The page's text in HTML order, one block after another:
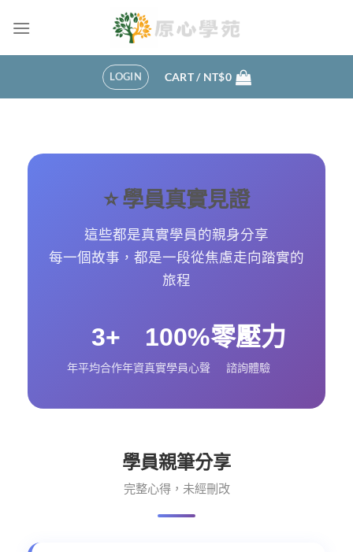
LOGIN CART / NT$0
⭐ 學員真實見證
這些都是真實學員的親身分享
每一個故事，都是一段從焦慮走向踏實的
旅程
3+
年平均合作年資
100%
真實學員心聲
零壓力
諮詢體驗
學員親筆分享
完整心得，未經刪改